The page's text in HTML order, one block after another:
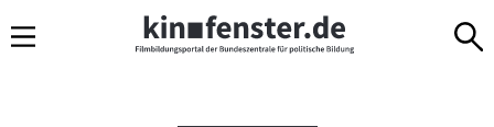
Navigation
zum
zur